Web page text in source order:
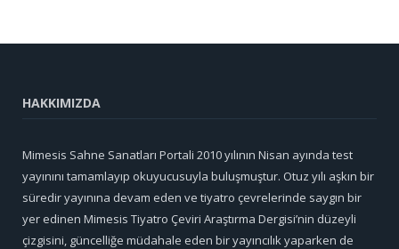
HAKKIMIZDA
Mimesis Sahne Sanatları Portali 2010 yılının Nisan ayında test
yayınını tamamlayıp okuyucusuyla buluşmuştur. Otuz yılı aşkın bir
süredir yayınına devam eden ve tiyatro çevrelerinde saygın bir
yer edinen Mimesis Tiyatro Çeviri Araştırma Dergisi’nin düzeyli
çizgisini, güncelliğe müdahale eden bir yayıncılık yaparken de